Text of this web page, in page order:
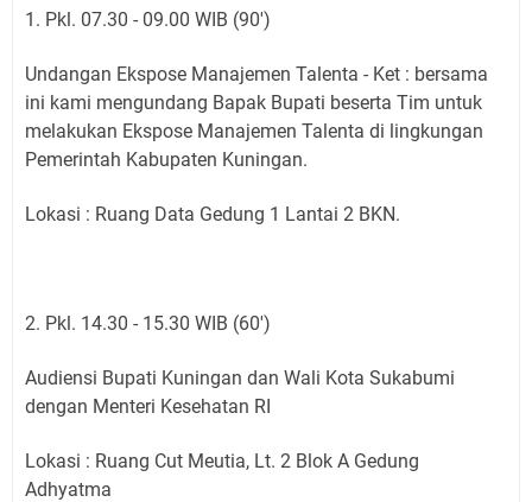
1. Pkl. 07.30 - 09.00 WIB (90')
Undangan Ekspose Manajemen Talenta - Ket : bersama
ini kami mengundang Bapak Bupati beserta Tim untuk
melakukan Ekspose Manajemen Talenta di lingkungan
Pemerintah Kabupaten Kuningan.
Lokasi : Ruang Data Gedung 1 Lantai 2 BKN.
2. Pkl. 14.30 - 15.30 WIB (60')
Audiensi Bupati Kuningan dan Wali Kota Sukabumi
dengan Menteri Kesehatan RI
Lokasi : Ruang Cut Meutia, Lt. 2 Blok A Gedung
Adhyatma